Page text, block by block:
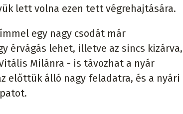
lett volna ezen tett végrehajtására.
egy nagy csodát már
érvágás lehet, illetve az sincs kizárva,
Milánra - is távozhat a nyár
előttük álló nagy feladatra, és a nyári